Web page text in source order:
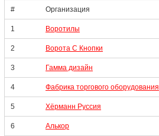
# Организация
1 Воротилы
2 Ворота С Кнопки
3 Гамма дизайн
4 Фабрика торгового оборудования
5 Хёрманн Руссия
6 Алькор